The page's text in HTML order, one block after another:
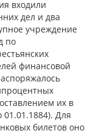
входили
дел и два
учреждение
по
финансовой
их в
Для
билетов оно